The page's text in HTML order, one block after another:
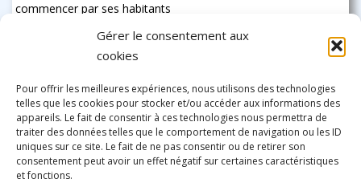
Gérer le consentement aux
cookies
Pour offrir les meilleures expériences, nous utilisons des technologies
telles que les cookies pour stocker et/ou accéder aux informations des
appareils. Le fait de consentir à ces technologies nous permettra de
traiter des données telles que le comportement de navigation ou les ID
uniques sur ce site. Le fait de ne pas consentir ou de retirer son
consentement peut avoir un effet négatif sur certaines caractéristiques
et fonctions.
commencer par ses habitants